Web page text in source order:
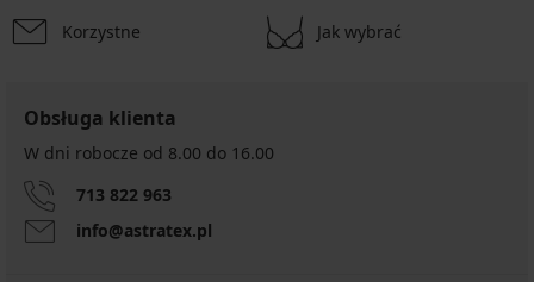
Korzystne Jak wybrać
Obsługa klienta
W dni robocze od 8.00 do 16.00
713 822 963
info@astratex.pl